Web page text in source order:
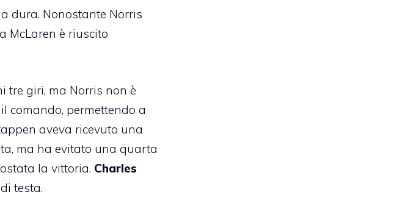
dura. Nonostante Norris
McLaren è riuscito
tre giri, ma Norris non è
comando, permettendo a
aveva ricevuto una
ma ha evitato una quarta
la vittoria. Charles
testa.